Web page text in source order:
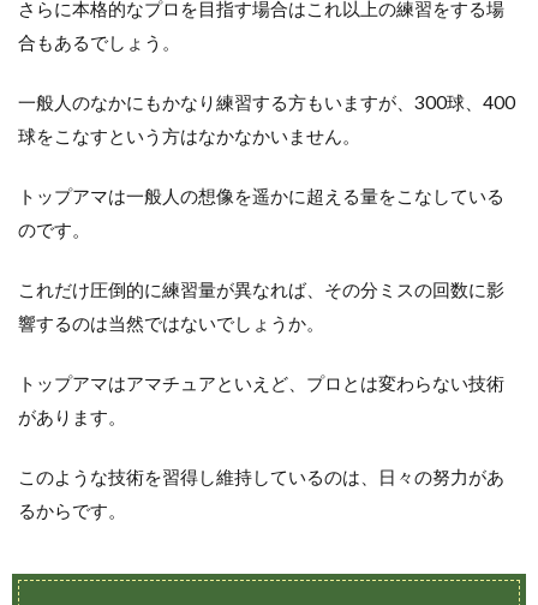
さらに本格的なプロを目指す場合はこれ以上の練習をする場
合もあるでしょう。
一般人のなかにもかなり練習する方もいますが、300球、400
球をこなすという方はなかなかいません。
トップアマは一般人の想像を遥かに超える量をこなしている
のです。
これだけ圧倒的に練習量が異なれば、その分ミスの回数に影
響するのは当然ではないでしょうか。
トップアマはアマチュアといえど、プロとは変わらない技術
があります。
このような技術を習得し維持しているのは、日々の努力があ
るからです。